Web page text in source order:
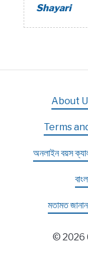
Shayari
About
Terms
অনলাইন বয়স
মতামত
© 2026